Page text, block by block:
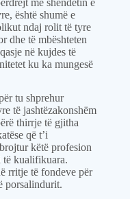
është shumë e
ndaj rolit të tyre
dhe të mbështeten
qasje në kujdes të
ku ka mungesë
tu shprehur
të jashtëzakonshëm
thirrje të gjitha
që t’i
këtë profesion
të kualifikuara.
rritje të fondeve për
porsalindurit.